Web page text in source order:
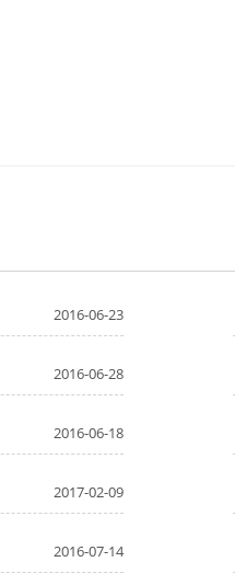
2016-06-23
2016-06-28
2016-06-18
2017-02-09
2016-07-14